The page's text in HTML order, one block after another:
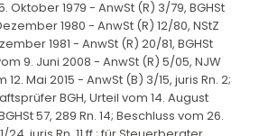
Oktober 1979 - AnwSt (R) 3/79, BGHSt
1980 - AnwSt (R) 12/80, NStZ
1981 - AnwSt (R) 20/81, BGHSt
9. Juni 2008 - AnwSt (R) 5/05, NJW
12. Mai 2015 - AnwSt (B) 3/15, juris Rn. 2;
BGH, Urteil vom 14. August
57, 289 Rn. 14; Beschluss vom 26.